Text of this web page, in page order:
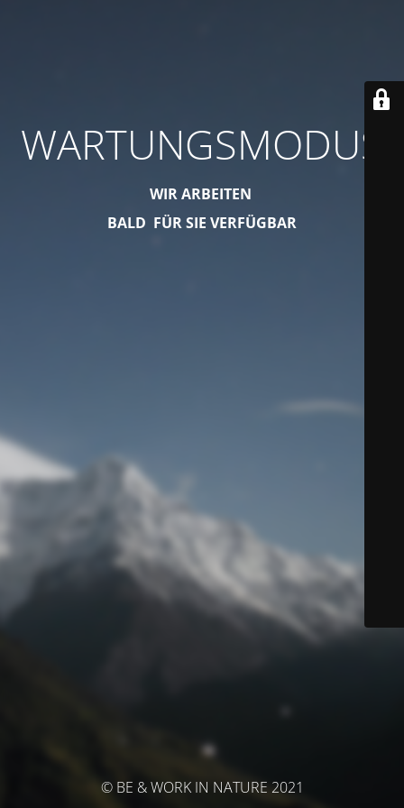
WARTUNGSMODUS
WIR ARBEITEN
BALD FÜR SIE VERFÜGBAR
© BE & WORK IN NATURE 2021